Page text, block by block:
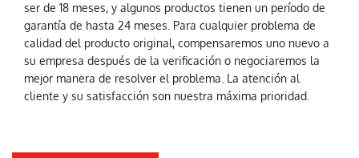
ser de 18 meses, y algunos productos tienen un período de
garantía de hasta 24 meses. Para cualquier problema de
calidad del producto original, compensaremos uno nuevo a
su empresa después de la verificación o negociaremos la
mejor manera de resolver el problema. La atención al
cliente y su satisfacción son nuestra máxima prioridad.